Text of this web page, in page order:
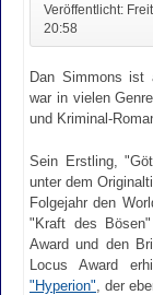
Veröffentlicht:
20:58
Dan Simmons ist
war in vielen
und Kriminal-
Sein Erstling,
unter dem
Folgejahr den
"Kraft des
Award und den
Locus Award
"Hyperion" , der